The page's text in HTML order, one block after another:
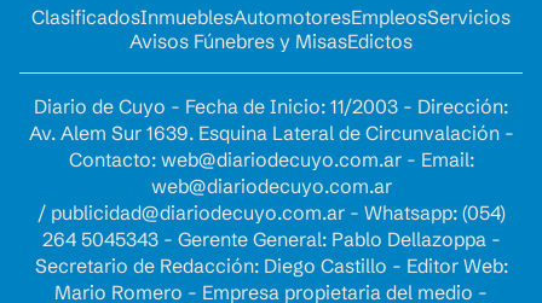
ClasificadosInmueblesAutomotoresEmpleosServicios
Avisos Fúnebres y MisasEdictos
Diario de Cuyo - Fecha de Inicio: 11/2003 - Dirección:
Av. Alem Sur 1639. Esquina Lateral de Circunvalación -
Contacto: web@diariodecuyo.com.ar- Email:
web@diariodecuyo.com.ar
/ publicidad@diariodecuyo.com.ar- Whatsapp: (054)
264 5045343 - Gerente General: Pablo Dellazoppa -
Secretario de Redacción: Diego Castillo - Editor Web:
Mario Romero - Empresa propietaria del medio -